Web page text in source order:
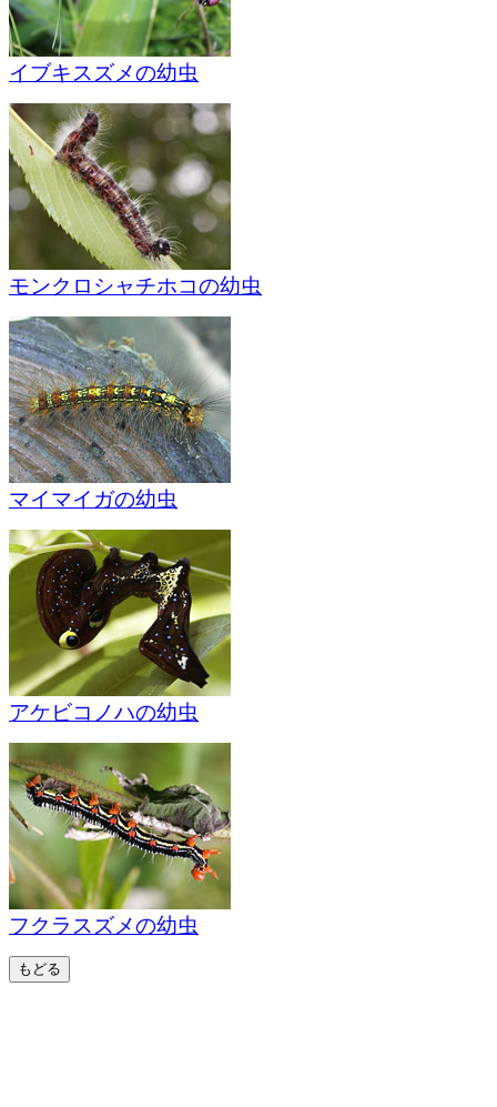
イブキスズメの幼虫
モンクロシャチホコの幼虫
マイマイガの幼虫
アケビコノハの幼虫
フクラスズメの幼虫